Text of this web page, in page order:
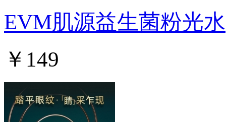
EVM肌源益生菌粉光水
￥149